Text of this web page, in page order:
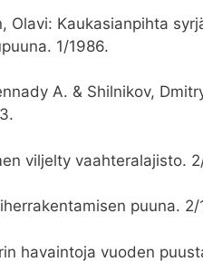
Olavi: Kaukasianpihta
1/1986.
A. & Shilnikov,
viljelty vaahteralajisto.
puuna. 2/
havaintoja vuoden